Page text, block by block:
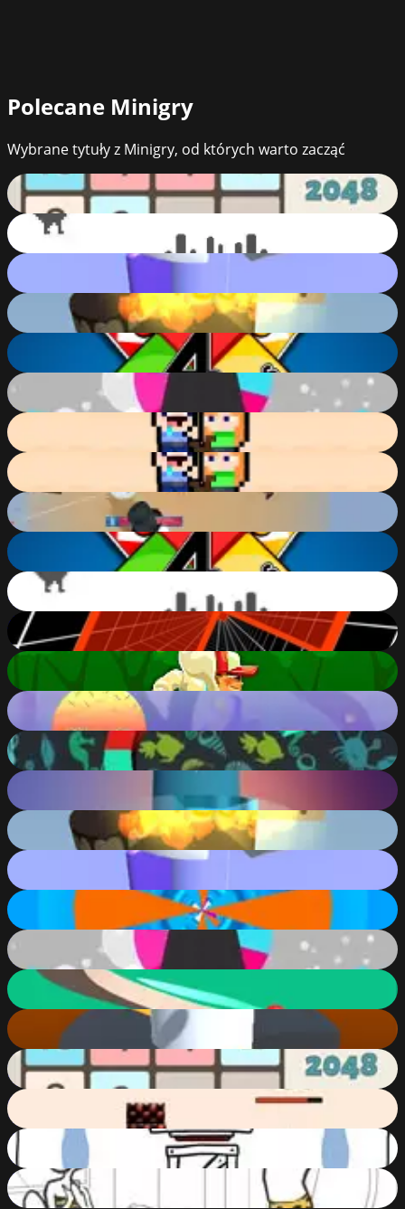
Polecane Minigry
Wybrane tytuły z Minigry, od których warto zacząć
2048
92 %
T-Rex Dino game (Chrome no internet game)
85
Helix Jump Advanced
85
Spooky Helix Ball
83
4 Colors Multiplayer
82
Ball Helix 2
82
Rise of Lava
81
Rise of Lava
81
Storm of snow
74
%
4 Colors Multiplayer
82
T-Rex Dino game (Chrome no internet game)
85
Endless Tunnel
75%
Subway Runner
72
Endless Jump
73
Helix Down
54 %
Helix Up
71
Spooky Helix Ball
83
Helix Jump Advanced
85
Helix Roll
60
Ball Helix 2
82
Helix
65
Helix Jump
77
2048
92 %
Angry Flappy Wings
52
What Do We Do Now
43
Whack Your Computer
57%